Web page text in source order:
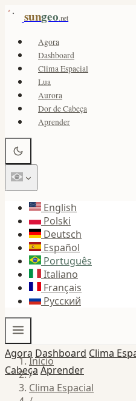
sungeo.net
Agora
Dashboard
Clima Espacial
Lua
Aurora
Dor de Cabeça
Aprender
English
Polski
Deutsch
Español
Português
Italiano
Français
Русский
Agora Dashboard Clima
CabeçaAprender
Início
/
Clima Espacial